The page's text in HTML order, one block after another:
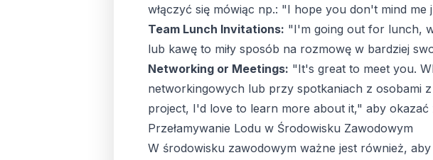
włączyć się mówiąc np.: "I hope you don't mind
Team Lunch Invitations: "I'm going out for lunch,
lub kawę to miły sposób na rozmowę w bardziej
Networking or Meetings: "It's great to meet you.
networkingowych lub przy spotkaniach z osobami
project, I'd love to learn more about it," aby
Przełamywanie Lodu w Środowisku Zawodowym
W środowisku zawodowym ważne jest również,